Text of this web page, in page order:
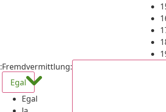
:Fremdvermittlung:
Egal
Egal